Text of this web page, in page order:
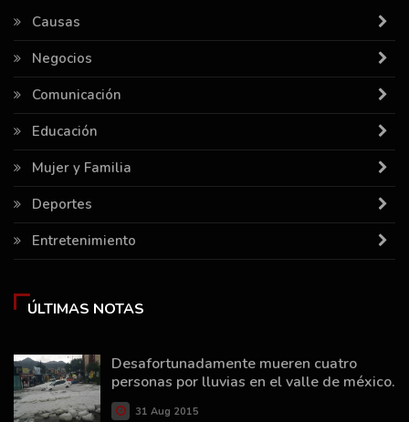
Causas
Negocios
Comunicación
Educación
Mujer y Familia
Deportes
Entretenimiento
ÚLTIMAS NOTAS
Desafortunadamente mueren cuatro
personas por lluvias en el valle de méxico.
31 Aug 2015